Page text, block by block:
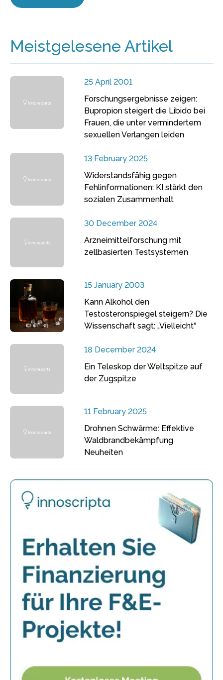
Meistgelesene Artikel
25 April 2001
Forschungsergebnisse zeigen:
Bupropion steigert die Libido bei
Frauen, die unter vermindertem
sexuellen Verlangen leiden
13 February 2025
Widerstandsfähig gegen
Fehlinformationen: KI stärkt den
sozialen Zusammenhalt
30 December 2024
Arzneimittelforschung mit
zellbasierten Testsystemen
15 January 2003
Kann Alkohol den
Testosteronspiegel steigern? Die
Wissenschaft sagt: „Vielleicht“
18 December 2024
Ein Teleskop der Weltspitze auf
der Zugspitze
11 February 2025
Drohnen Schwärme: Effektive
Waldbrandbekämpfung
Neuheiten